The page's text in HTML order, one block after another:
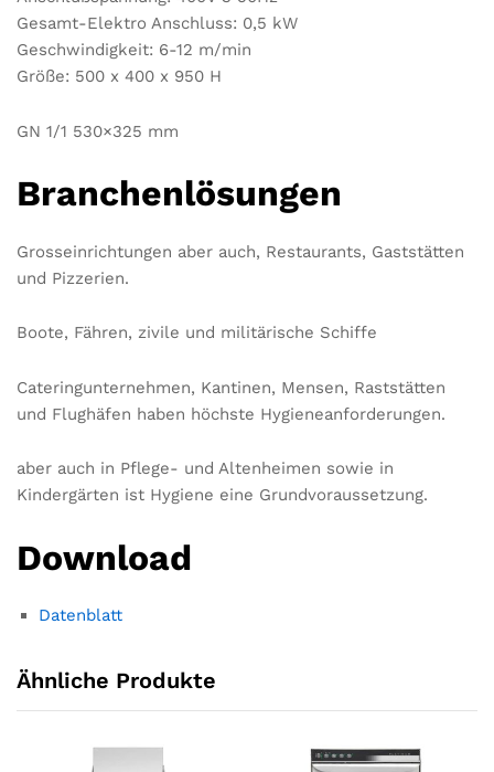
Gesamt-Elektro Anschluss: 0,5 kW
Geschwindigkeit: 6-12 m/min
Größe: 500 x 400 x 950 H
GN 1/1 530×325 mm
Branchenlösungen
Grosseinrichtungen aber auch, Restaurants, Gaststätten
und Pizzerien.
Boote, Fähren, zivile und militärische Schiffe
Cateringunternehmen, Kantinen, Mensen, Raststätten
und Flughäfen haben höchste Hygieneanforderungen.
aber auch in Pflege- und Altenheimen sowie in
Kindergärten ist Hygiene eine Grundvoraussetzung.
Download
Datenblatt
Ähnliche Produkte